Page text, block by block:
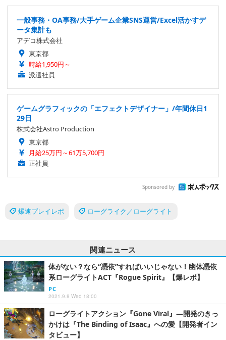
一般事務・OA事務/大手ゲーム企業SNS運営/Excel活かすデ
ータ集計も
アデコ株式会社
東京都
時給1,950円～
派遣社員
ゲームグラフィックの「エフェクトデザイナー」/年間休日1
29日
株式会社Astro Production
東京都
月給25万円～61万5,700円
正社員
Sponsored by
爆速プレイレポ ローグライク／ローグライト
関連ニュース
体がない？なら“憑依”すればいいじゃない！幽体憑依
系ローグライトACT『Rogue Spirit』【爆レポ】
PC
2021.9.8 Wed 18:00
ローグライトアクション『Gone Viral』―開発のきっ
かけは『The Binding of Isaac』への愛【開発者イン
タビュー】